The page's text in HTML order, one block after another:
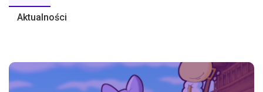
Aktualności